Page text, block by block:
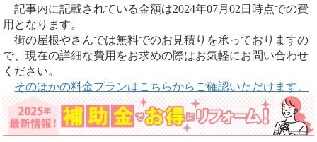
記事内に記載されている金額は2024年07月02日時点での費
用となります。
街の屋根やさんでは無料でのお見積りを承っておりますの
で、現在の詳細な費用をお求めの際はお気軽にお問い合わせ
ください。
そのほかの料金プランはこちらからご確認いただけます。